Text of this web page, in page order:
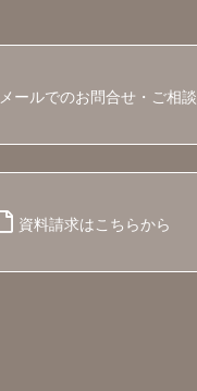
メールでのお問合せ・ご相談
資料請求はこちらから